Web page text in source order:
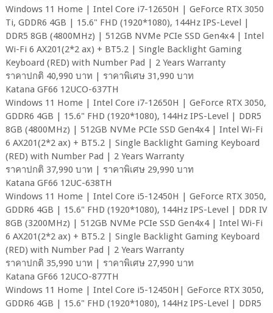
Windows 11 Home | Intel Core i7-12650H | GeForce RTX 3050
Ti, GDDR6 4GB | 15.6" FHD (1920*1080), 144Hz IPS-Level |
DDR5 8GB (4800MHz) | 512GB NVMe PCIe SSD Gen4x4 | Intel
Wi-Fi 6 AX201(2*2 ax) + BT5.2 | Single Backlight Gaming
Keyboard (RED) with Number Pad | 2 Years Warranty
ราคาปกติ 40,990 บาท | ราคาพิเศษ 31,990 บาท
Katana GF66 12UCO-637TH
Windows 11 Home | Intel Core i7-12650H | GeForce RTX 3050,
GDDR6 4GB | 15.6" FHD (1920*1080), 144Hz IPS-Level | DDR5
8GB (4800MHz) | 512GB NVMe PCIe SSD Gen4x4 | Intel Wi-Fi
6 AX201(2*2 ax) + BT5.2 | Single Backlight Gaming Keyboard
(RED) with Number Pad | 2 Years Warranty
ราคาปกติ 37,990 บาท | ราคาพิเศษ 29,990 บาท
Katana GF66 12UC-638TH
Windows 11 Home | Intel Core i5-12450H | GeForce RTX 3050,
GDDR6 4GB | 15.6" FHD (1920*1080), 144Hz IPS-Level | DDR IV
8GB (3200MHz) | 512GB NVMe PCIe SSD Gen4x4 | Intel Wi-Fi
6 AX201(2*2 ax) + BT5.2 | Single Backlight Gaming Keyboard
(RED) with Number Pad | 2 Years Warranty
ราคาปกติ 35,990 บาท | ราคาพิเศษ 27,990 บาท
Katana GF66 12UCO-877TH
Windows 11 Home | Intel Core i5-12450H| GeForce RTX 3050,
GDDR6 4GB | 15.6" FHD (1920*1080), 144Hz IPS-Level | DDR5